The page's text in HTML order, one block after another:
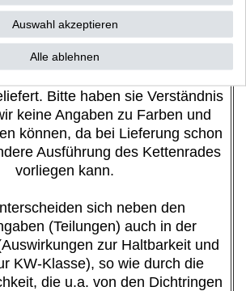
zusenden lassen.
und zügige Auslieferung zu
Kettenräder je nach Hersteller
Bitte haben sie Verständnis
keine Angaben zu Farben und
können, da bei Lieferung schon
Ausführung des Kettenrades
vorliegen kann.
sich neben den
(Teilungen) auch in der
zur Haltbarkeit und
KW-Klasse), so wie durch die
die u.a. von den Dichtringen
Auswahl akzeptieren
Alle ablehnen